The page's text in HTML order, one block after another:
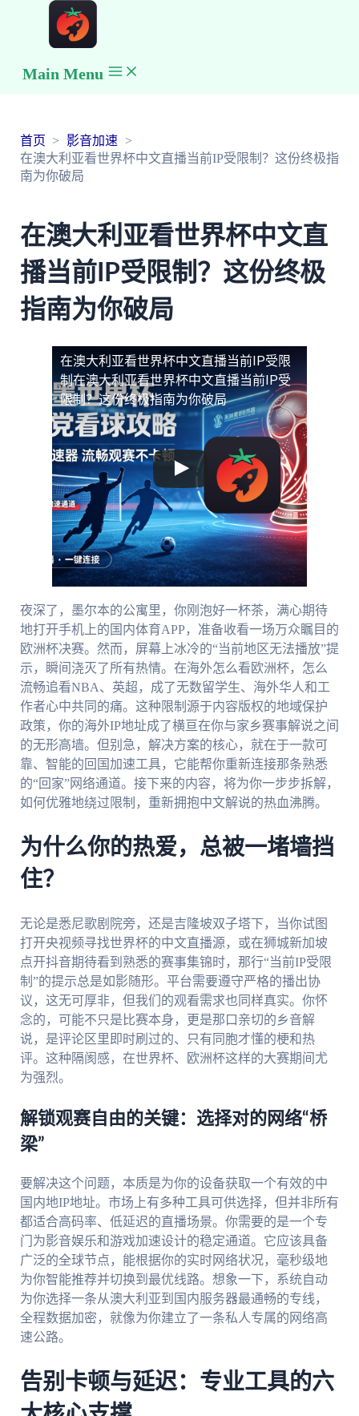
Main Menu
首页
影音加速
在澳大利亚看世界杯中文直播当前IP受限制？这份终极指
南为你破局
在澳大利亚看世界杯中文直
播当前IP受限制？这份终极
指南为你破局
在澳大利亚看世界杯中文直播当前IP受限
制在澳大利亚看世界杯中文直播当前IP受
限制？这份终极指南为你破局
夜深了，墨尔本的公寓里，你刚泡好一杯茶，满心期待
地打开手机上的国内体育APP，准备收看一场万众瞩目的
欧洲杯决赛。然而，屏幕上冰冷的“当前地区无法播放”提
示，瞬间浇灭了所有热情。在海外怎么看欧洲杯，怎么
流畅追看NBA、英超，成了无数留学生、海外华人和工
作者心中共同的痛。这种限制源于内容版权的地域保护
政策，你的海外IP地址成了横亘在你与家乡赛事解说之间
的无形高墙。但别急，解决方案的核心，就在于一款可
靠、智能的回国加速工具，它能帮你重新连接那条熟悉
的“回家”网络通道。接下来的内容，将为你一步步拆解，
如何优雅地绕过限制，重新拥抱中文解说的热血沸腾。
为什么你的热爱，总被一堵墙挡
住？
无论是悉尼歌剧院旁，还是吉隆坡双子塔下，当你试图
打开央视频寻找世界杯的中文直播源，或在狮城新加坡
点开抖音期待看到熟悉的赛事集锦时，那行“当前IP受限
制”的提示总是如影随形。平台需要遵守严格的播出协
议，这无可厚非，但我们的观看需求也同样真实。你怀
念的，可能不只是比赛本身，更是那口亲切的乡音解
说，是评论区里即时刷过的、只有同胞才懂的梗和热
评。这种隔阂感，在世界杯、欧洲杯这样的大赛期间尤
为强烈。
解锁观赛自由的关键：选择对的网络“桥
梁”
要解决这个问题，本质是为你的设备获取一个有效的中
国内地IP地址。市场上有多种工具可供选择，但并非所有
都适合高码率、低延迟的直播场景。你需要的是一个专
门为影音娱乐和游戏加速设计的稳定通道。它应该具备
广泛的全球节点，能根据你的实时网络状况，毫秒级地
为你智能推荐并切换到最优线路。想象一下，系统自动
为你选择一条从澳大利亚到国内服务器最通畅的专线，
全程数据加密，就像为你建立了一条私人专属的网络高
速公路。
告别卡顿与延迟：专业工具的六